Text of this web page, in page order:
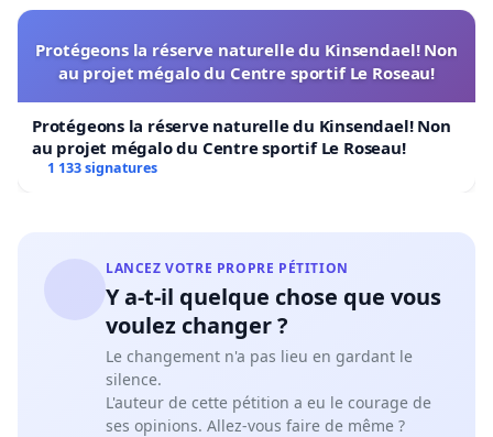
en 2013-2014 : quelle autre activité saint-séverine fait
autant parler de notre Ville ?).
- Chaque rencontre amène au Cap de Gascogne un
public nombreux et passionné (jusqu’à 2500 personnes)
et le commerce local ne peut que s’en réjouir.
- A contrario si le club se délocalise, les retombées
de la salle coûterait 804 000 euros (frais déjà engagés)
au contribuable saint-séverin.
- Les frais de fonctionnement de la salle sont à la
charge de ses utilisateurs au prorata de l’utilisation de
la structure, conformément à la réglementation qui
Protégeons la réserve naturelle du Kinsendael! Non
au projet mégalo du Centre sportif Le Roseau!
Protégeons la réserve naturelle du Kinsendael! Non
au projet mégalo du Centre sportif Le Roseau!
1 133 signatures
LANCEZ VOTRE PROPRE PÉTITION
Y a-t-il quelque chose que vous
voulez changer ?
Le changement n'a pas lieu en gardant le
silence.
L'auteur de cette pétition a eu le courage de
ses opinions. Allez-vous faire de même ?